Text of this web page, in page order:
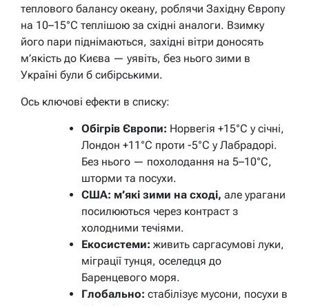
теплового балансу океану, роблячи Західну Європу
на 10–15°C теплішою за східні аналоги. Взимку
його пари піднімаються, західні вітри доносять
м’якість до Києва — уявіть, без нього зими в
Україні були б сибірськими.
Ось ключові ефекти в списку:
Обігрів Європи: Норвегія +15°C у січні,
Лондон +11°C проти -5°C у Лабрадорі.
Без нього — похолодання на 5–10°C,
шторми та посухи.
США: м’які зими на сході, але урагани
посилюються через контраст з
холодними течіями.
Екосистеми: живить саргасумові луки,
міграції тунця, оселедця до
Баренцевого моря.
Глобально: стабілізує мусони, посухи в